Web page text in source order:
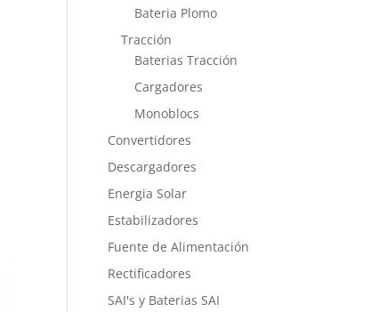
Bateria Plomo
Tracción
Baterias Tracción
Cargadores
Monoblocs
Convertidores
Descargadores
Energia Solar
Estabilizadores
Fuente de Alimentación
Rectificadores
SAI's y Baterias SAI